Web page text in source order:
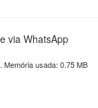
via WhatsApp
Memória usada: 0.75 MB